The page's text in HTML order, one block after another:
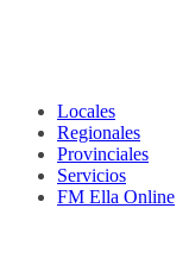
Locales
Regionales
Provinciales
Servicios
FM Ella Online